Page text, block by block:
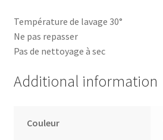
Température de lavage 30°
Ne pas repasser
Pas de nettoyage à sec
Additional information
Couleur